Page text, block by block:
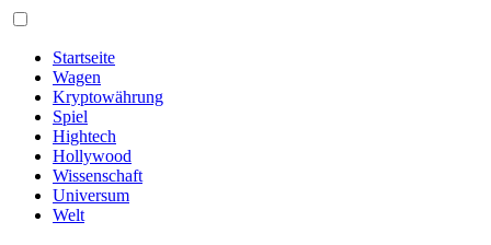
Startseite
Wagen
Kryptowährung
Spiel
Hightech
Hollywood
Wissenschaft
Universum
Welt